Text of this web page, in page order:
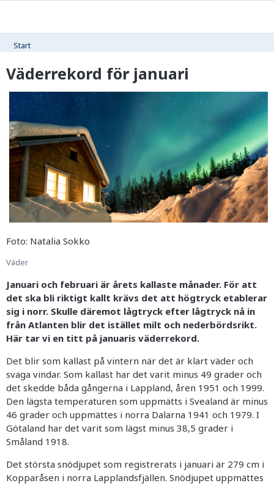
Start
Väderrekord för januari
Foto: Natalia Sokko
Väder
Januari och februari är årets kallaste månader. För att
det ska bli riktigt kallt krävs det att högtryck etablerar
sig i norr. Skulle däremot lågtryck efter lågtryck nå in
från Atlanten blir det istället milt och nederbördsrikt.
Här tar vi en titt på januaris väderrekord.
Det blir som kallast på vintern när det är klart väder och
svaga vindar. Som kallast har det varit minus 49 grader och
det skedde båda gångerna i Lappland, åren 1951 och 1999.
Den lägsta temperaturen som uppmätts i Svealand är minus
46 grader och uppmättes i norra Dalarna 1941 och 1979. I
Götaland har det varit som lägst minus 38,5 grader i
Småland 1918.
Det största snödjupet som registrerats i januari är 279 cm i
Kopparåsen i norra Lapplandsfjällen. Snödjupet uppmättes